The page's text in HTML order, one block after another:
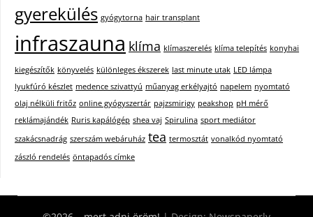
gyerekülés gyógytorna hair transplant
infraszauna klíma klímaszerelés klíma telepítés konyhai
kiegészítők könyvelés különleges ékszerek last minute utak LED lámpa
lyukfúró készlet medence szivattyú műanyag erkélyajtó napelem nyomtató
olaj nélküli fritőz online gyógyszertár pajzsmirigy peakshop pH mérő
reklámajándék Ruris kapálógép shea vaj Spirulina sport mediátor
szakácsnadrág szerszám webáruház tea termosztát vonalkód nyomtató
zászló rendelés öntapadós címke